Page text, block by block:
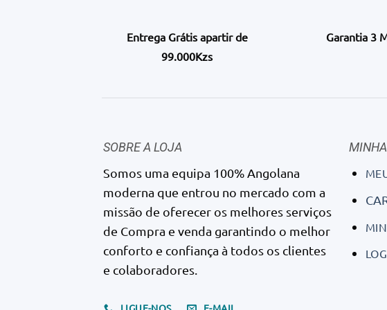
Entrega Grátis apartir de
99.000Kzs
Garantia 3
SOBRE A LOJA
Somos uma equipa 100% Angolana
moderna que entrou no mercado com a
missão de oferecer os melhores serviços
de Compra e venda garantindo o melhor
conforto e confiança à todos os clientes
e colaboradores.